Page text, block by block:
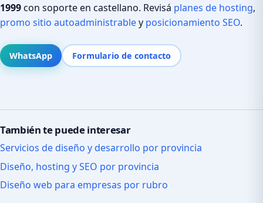
1999con soporte en castellano. Revisá planes de hosting,
promo sitio autoadministrabley posicionamiento SEO.
WhatsApp Formulario de contacto
También te puede interesar
Servicios de diseño y desarrollo por provincia
Diseño, hosting y SEO por provincia
Diseño web para empresas por rubro